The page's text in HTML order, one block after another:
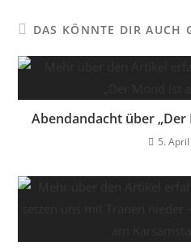
DAS KÖNNTE DIR AUCH
Abendandacht über „Der
5.